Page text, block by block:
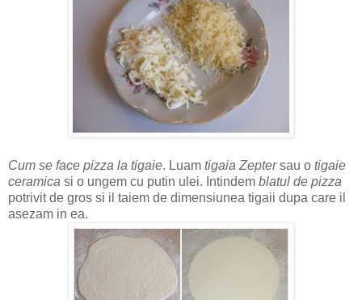
Cum se face pizza la tigaie. Luam tigaia Zeptersau o tigaie
ceramica si o ungem cu putin ulei. Intindem blatul de pizza
potrivit de gros si il taiem de dimensiunea tigaii dupa care il
asezam in ea.